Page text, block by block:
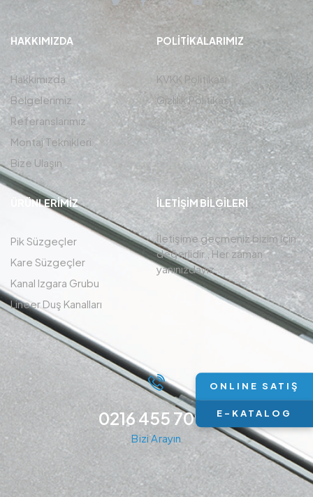
HAKKIMIZDA
Hakkımızda
Belgelerimiz
Referanslarımız
Montaj Teknikleri
Bize Ulaşın
POLITIKALARIMIZ
KVKK Politikası
Gizlilik Politikası
ÜRÜNLERIMIZ
Pik Süzgeçler
Kare Süzgeçler
Kanal Izgara Grubu
Lineer Duş Kanalları
İLETIŞIM BİLGİLERİ
İletişime geçmeniz bizim için
değerlidir , Her zaman
yanınızdayız.
0216 455 7094
Bizi Arayın
ONLINE SATIŞ
E-KATALOG